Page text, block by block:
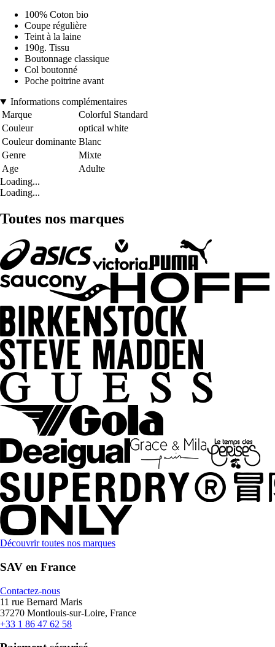
100% Coton bio
Coupe régulière
Teint à la laine
190g. Tissu
Boutonnage classique
Col boutonné
Poche poitrine avant
Informations complémentaires
Marque
Colorful Standard
Couleur
optical white
Couleur dominante Blanc
Genre
Mixte
Age
Adulte
Loading...
Loading...
Toutes nos marques
Découvrir toutes nos marques
SAV en France
Contactez-nous
11 rue Bernard Maris
37270 Montlouis-sur-Loire, France
+33 1 86 47 62 58